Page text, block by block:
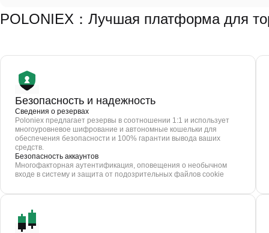
POLONIEX：Лучшая платформа для
Безопасность и надежность
Сведения о резервах
Poloniex предлагает резервы в соотношении 1:1 и использует
многоуровневое шифрование и автономные кошельки для
обеспечения безопасности и 100% гарантии вывода ваших
средств.
Безопасность аккаунтов
Многофакторная аутентификация, оповещения о необычном
входе в систему и защита от подозрительных файлов cookie